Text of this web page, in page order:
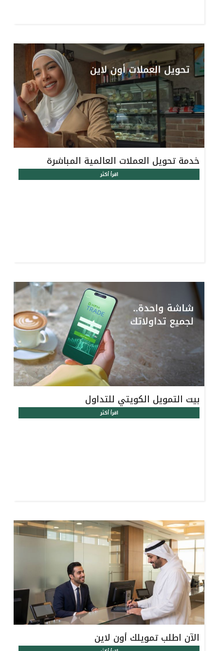
خدمة تحويل العملات العالمية المباشرة
اقرأ أكثر
بيت التمويل الكويتي للتداول
اقرأ أكثر
الآن اطلب تمويلك أون لاين